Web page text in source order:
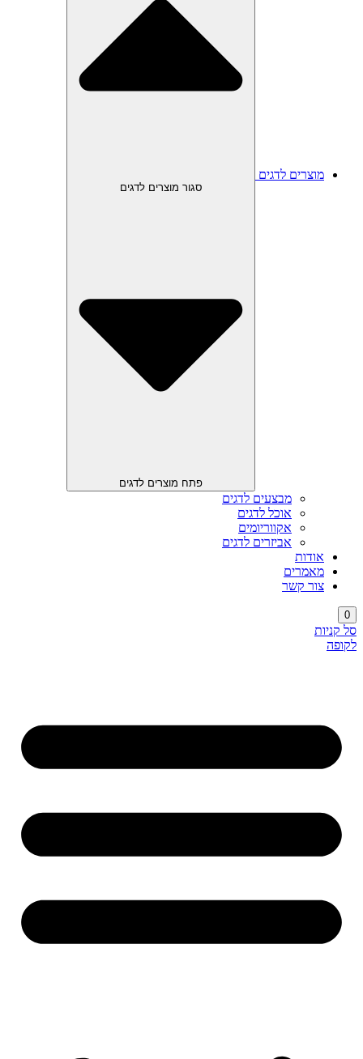
מוצרים לדגים
סגור מוצרים לדגים
פתח מוצרים לדגים
מבצעים לדגים
אוכל לדגים
אקווריומים
אביזרים לדגים
אודות
מאמרים
צור קשר
0
סל קניות
לקופה